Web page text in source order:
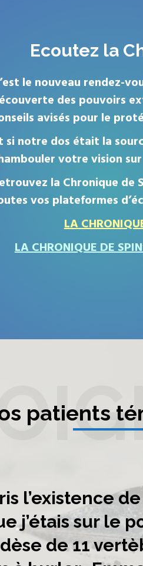
Ecoutez la
le nouveau rendez-
des pouvoirs
avisés pour le
si notre dos était la
votre vision
la Chronique de
vos plateformes
LA
LA CHRONIQUE DE
patients
l’existence
j’étais sur le
de 11